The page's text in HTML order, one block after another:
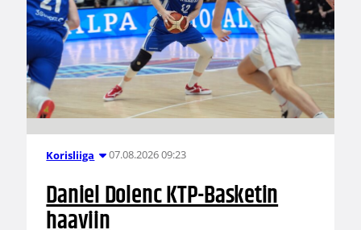
Korisliiga 07.08.2026 09:23
Daniel Dolenc KTP-Basketin
haaviin